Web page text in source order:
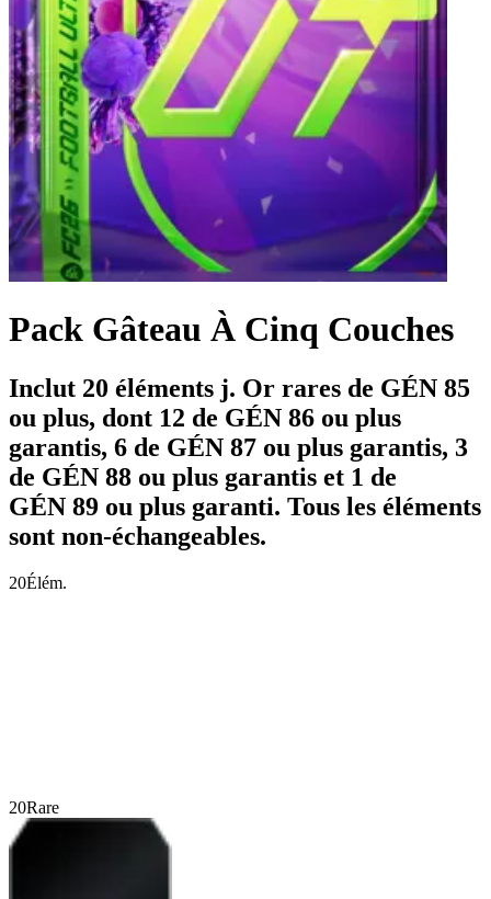
Pack Gâteau À Cinq Couches
Inclut 20 éléments j. Or rares de GÉN 85
ou plus, dont 12 de GÉN 86 ou plus
garantis, 6 de GÉN 87 ou plus garantis, 3
de GÉN 88 ou plus garantis et 1 de
GÉN 89 ou plus garanti. Tous les éléments
sont non-échangeables.
20Élém.
20Rare